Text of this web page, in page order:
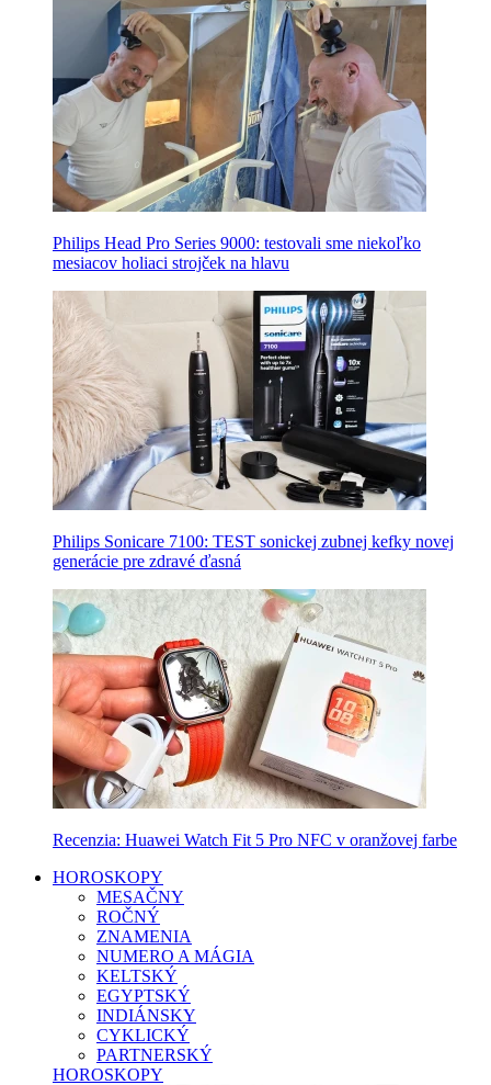
Philips Head Pro Series 9000: testovali sme niekoľko
mesiacov holiaci strojček na hlavu
Philips Sonicare 7100: TEST sonickej zubnej kefky novej
generácie pre zdravé ďasná
Recenzia: Huawei Watch Fit 5 Pro NFC v oranžovej farbe
HOROSKOPY
MESAČNY
ROČNÝ
ZNAMENIA
NUMERO A MÁGIA
KELTSKÝ
EGYPTSKÝ
INDIÁNSKY
CYKLICKÝ
PARTNERSKÝ
HOROSKOPY